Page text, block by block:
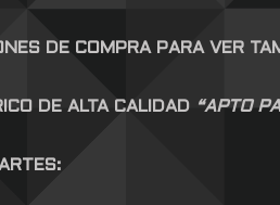
DE COMPRA PARA VER
DE ALTA CALIDAD “APTO